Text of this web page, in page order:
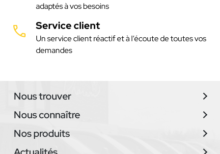
adaptés à vos besoins
Service client
Un service client réactif et à l’écoute de toutes vos
demandes
Nous trouver
Nous connaître
Nos produits